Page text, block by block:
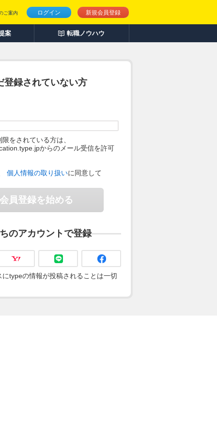
ログイン 新規会員登録
ご案内
案 転職ノウハウ
登録されていない方
をされている方は、
からのメール受信を許可
個人情報の取り扱いに同意して
会員登録を始める
のアカウントで登録
typeの情報が投稿されることは一切